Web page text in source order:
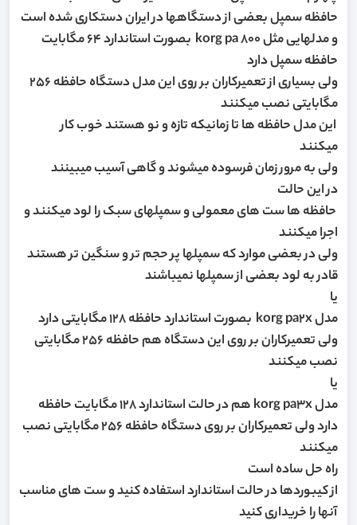
حافظه سمپل بعضی از دستگاهها در ایران دستکاری شده است
و مدلهایی مثل korg pa 800 بصورت استاندارد 64 مگابایت
حافظه سمپل دارد
ولی بسیاری از تعمیرکاران بر روی این مدل دستگاه حافظه 256
مگابایتی نصب میکنند
این مدل حافظه ها تا زمانیکه تازه و نو هستند خوب کار
میکنند
ولی به مرور زمان فرسوده میشوند و گاهی آسیب میبینند
در این حالت
حافظه ها ست های معمولی و سمپلهای سبک را لود میکنند و
اجرا میکنند
ولی در بعضی موارد که سمپلها پر حجم تر و سنگین تر هستند
قادر به لود بعضی از سمپلها نمیباشند
یا
مدل korg pa2x بصورت استاندارد حافظه 128 مگابایتی دارد
ولی تعمیرکاران بر روی این دستگاه هم حافظه 256 مگابایتی
نصب میکنند
یا
مدل korg pa3x هم در حالت استاندارد 128 مگابایت حافظه
دارد ولی تعمیرکاران بر روی دستگاه حافظه 256 مگابایتی نصب
میکنند
راه حل ساده است
از کیبوردها در حالت استاندارد استفاده کنید و ست های مناسب
آنها را خریداری کنید